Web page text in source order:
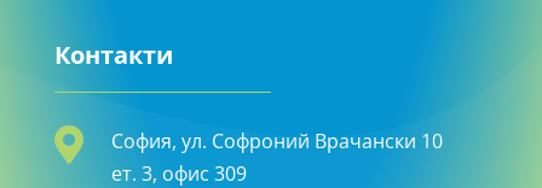
Контакти

София, ул. Софроний Врачански 10
ет. 3, офис 309